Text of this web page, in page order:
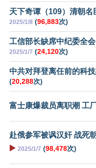
天下奇谭（109）清朝
2025/1/8 (96,883次)
工信部长缺席中纪委全
2025/1/7 (24,120次)
中共对拜登离任前的科
(20,288次)
富士康爆裁员离职潮 工
赴俄参军被讽汉奸 战死
▶️ 2025/1/7 (98,478次)